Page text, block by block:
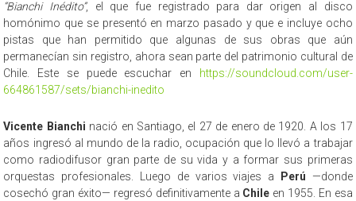
“Bianchi Inédito”, el que fue registrado para dar origen al disco
homónimo que se presentó en marzo pasado y que e incluye ocho
pistas que han permitido que algunas de sus obras que aún
permanecían sin registro, ahora sean parte del patrimonio cultural de
Chile. Este se puede escuchar en https://soundcloud.com/user-
664861587/sets/bianchi-inedito
Vicente Bianchi nació en Santiago, el 27 de enero de 1920. A los 17
años ingresó al mundo de la radio, ocupación que lo llevó a trabajar
como radiodifusor gran parte de su vida y a formar sus primeras
orquestas profesionales. Luego de varios viajes a
Perú —donde
cosechó gran éxito— regresó definitivamente a Chile en 1955. En esa